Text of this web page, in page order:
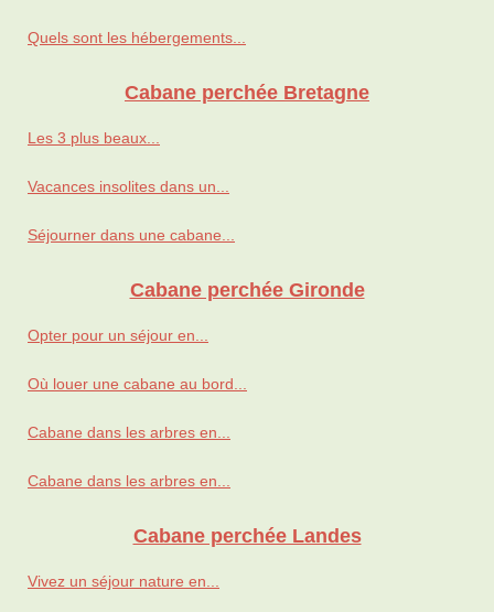
Quels sont les hébergements...
Cabane perchée Bretagne
Les 3 plus beaux...
Vacances insolites dans un...
Séjourner dans une cabane...
Cabane perchée Gironde
Opter pour un séjour en...
Où louer une cabane au bord...
Cabane dans les arbres en...
Cabane dans les arbres en...
Cabane perchée Landes
Vivez un séjour nature en...